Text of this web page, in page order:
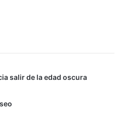
salir de la edad oscura